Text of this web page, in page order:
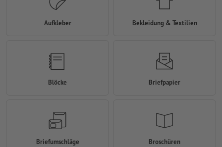
Aufkleber Bekleidung & Textilien
Blöcke Briefpapier
Briefumschläge Broschüren